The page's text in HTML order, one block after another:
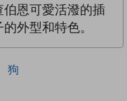
恩可愛活潑的插
外型和特色。
狗